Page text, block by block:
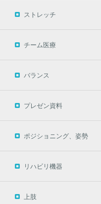
ストレッチ
チーム医療
バランス
プレゼン資料
ポジショニング、姿勢
リハビリ機器
上肢